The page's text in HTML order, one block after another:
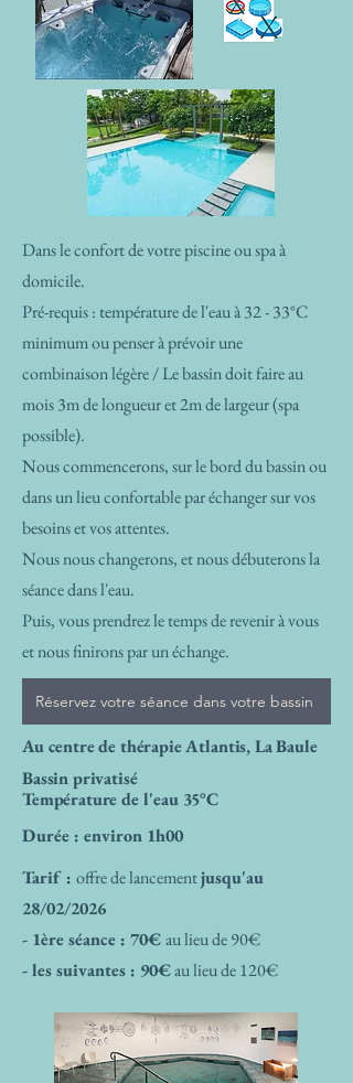
Dans le confort de votre piscine ou spa à
domicile.
Pré-requis : température de l'eau à 32 - 33°C
minimum ou penser à prévoir une
combinaison légère / Le bassin doit faire au
mois 3m de longueur et 2m de largeur (spa
possible).
Nous commencerons, sur le bord du bassin ou
dans un lieu confortable par échanger sur vos
besoins et vos attentes.
Nous nous changerons, et nous débuterons la
séance dans l'eau.
Puis, vous prendrez le temps de revenir à vous
et nous finirons par un échange.
Réservez votre séance dans votre bassin
Au centre de thérapie Atlantis, La Baule
Bassin privatisé
Température de l'eau 35°C
Durée : environ 1h00
Tarif : offre de lancementjusqu'au
28/02/2026
- 1ère séance : 70€au lieu de 90€
- les suivantes : 90€au lieu de 120€